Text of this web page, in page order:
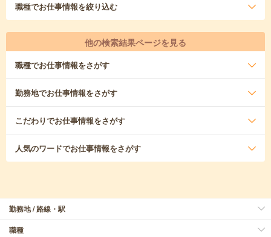
職種でお仕事情報を絞り込む
他の検索結果ページを見る
職種でお仕事情報をさがす
勤務地でお仕事情報をさがす
こだわりでお仕事情報をさがす
人気のワードでお仕事情報をさがす
勤務地 / 路線・駅
職種